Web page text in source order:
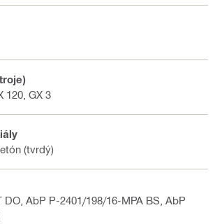
120, GX 3
(tvrdý)
DO, AbP P-2401/198/16-MPA BS, AbP